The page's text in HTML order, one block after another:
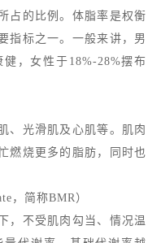
占的比例。体脂率是权衡
指标之一。一般来讲，男
，女性于18%-28%摆布
、光滑肌及心肌等。肌肉
燃烧更多的脂肪，同时也
，简称BMR）
，不受肌肉勾当、情况温